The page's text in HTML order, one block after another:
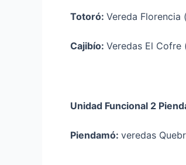
Totoró: Vereda Florencia
Cajibío: Veredas El Cofre
Unidad Funcional 2
Piendamó: veredas